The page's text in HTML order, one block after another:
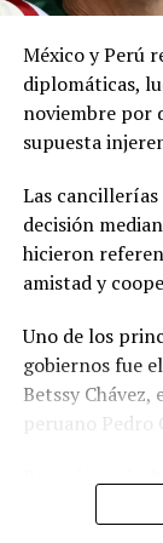
meteorológicas.
Las
canales
prevención
fenómeno
personas con
Comparte esto:
Facebook
Me gusta esto:
México y Perú
diplomáticas,
noviembre por
supuesta
Las
decisión
hicieron
amistad y
Uno de los
gobiernos fue
Betssy
peruano Pedro
informó